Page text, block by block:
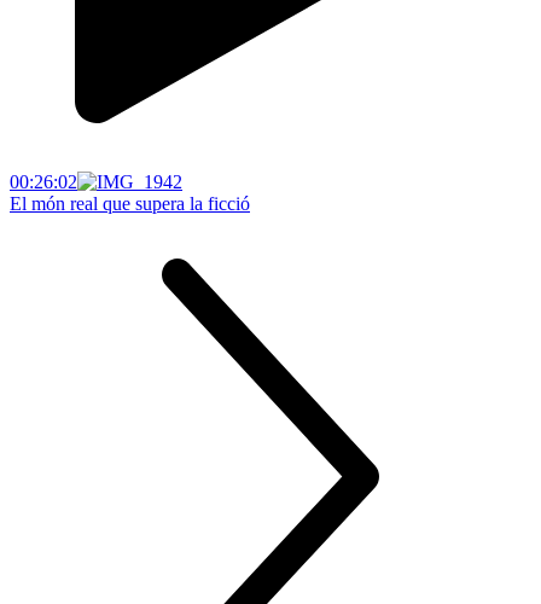
00:26:02
El món real que supera la ficció